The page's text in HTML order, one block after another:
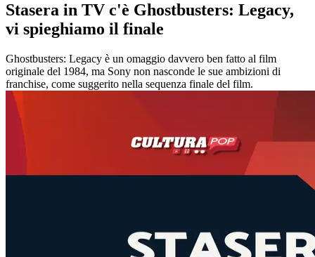
Stasera in TV c'è Ghostbusters: Legacy,
vi spieghiamo il finale
Ghostbusters: Legacy è un omaggio davvero ben fatto al film
originale del 1984, ma Sony non nasconde le sue ambizioni di
franchise, come suggerito nella sequenza finale del film.